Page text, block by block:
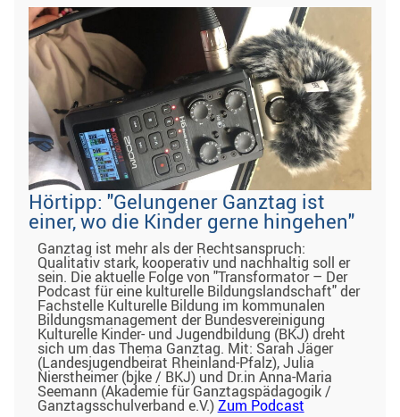
Hörtipp: "Gelungener Ganztag ist
einer, wo die Kinder gerne hingehen"
Ganztag ist mehr als der Rechtsanspruch:
Qualitativ stark, kooperativ und nachhaltig soll er
sein. Die aktuelle Folge von "Transformator – Der
Podcast für eine kulturelle Bildungslandschaft" der
Fachstelle Kulturelle Bildung im kommunalen
Bildungsmanagement der Bundesvereinigung
Kulturelle Kinder- und Jugendbildung (BKJ) dreht
sich um das Thema Ganztag. Mit: Sarah Jäger
(Landesjugendbeirat Rheinland-Pfalz), Julia
Nierstheimer (bjke / BKJ) und Dr.in Anna-Maria
Seemann (Akademie für Ganztagspädagogik /
Ganztagsschulverband e.V.)Zum Podcast